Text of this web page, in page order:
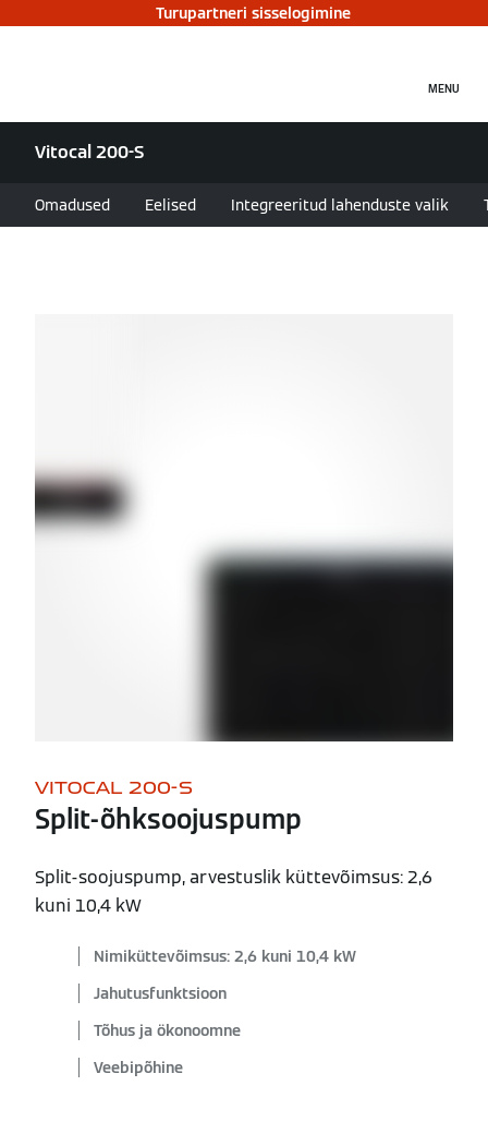
Turupartneri sisselogimine
MENU
Vitocal 200-S
Omadused Eelised Integreeritud lahenduste valik
VITOCAL 200-S
Split-õhksoojuspump
Split-soojuspump, arvestuslik küttevõimsus: 2,6
kuni 10,4 kW
Nimiküttevõimsus: 2,6 kuni 10,4 kW
Jahutusfunktsioon
Tõhus ja ökonoomne
Veebipõhine